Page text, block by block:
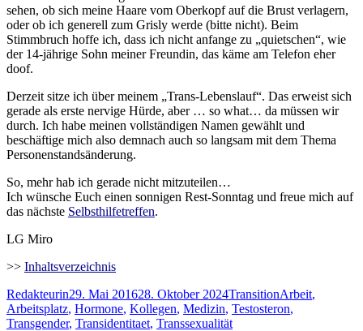
sehen, ob sich meine Haare vom Oberkopf auf die Brust verlagern,
oder ob ich generell zum Grisly werde (bitte nicht). Beim
Stimmbruch hoffe ich, dass ich nicht anfange zu „quietschen“, wie
der 14-jährige Sohn meiner Freundin, das käme am Telefon eher
doof.
Derzeit sitze ich über meinem „Trans-Lebenslauf“. Das erweist sich
gerade als erste nervige Hürde, aber … so what… da müssen wir
durch. Ich habe meinen vollständigen Namen gewählt und
beschäftige mich also demnach auch so langsam mit dem Thema
Personenstandsänderung.
So, mehr hab ich gerade nicht mitzuteilen…
Ich wünsche Euch einen sonnigen Rest-Sonntag und freue mich auf
das nächste Selbsthilfetreffen.
LG Miro
>> Inhaltsverzeichnis
Autor
RedakteurinVeröffentlicht
am
29. Mai 201628. Oktober 2024Kategorien
TransitionSchlagwörter
Arbeit,
Arbeitsplatz, Hormone, Kollegen, Medizin, Testosteron,
Transgender, Transidentitaet, Transsexualität